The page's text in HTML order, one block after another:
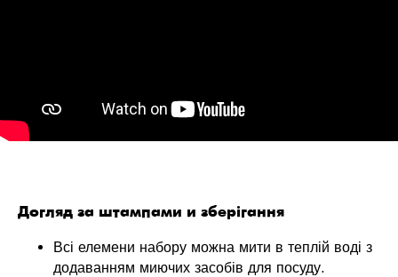
Догляд за штампами и зберігання
Всі елемени набору можна мити в теплій воді з
додаванням миючих засобів для посуду.